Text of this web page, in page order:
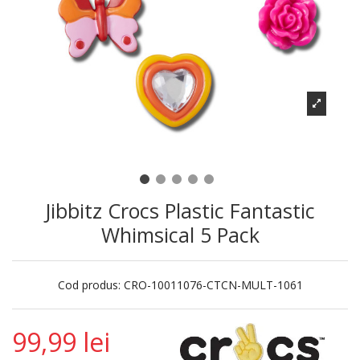
Jibbitz Crocs Plastic Fantastic
Whimsical 5 Pack
Cod produs: CRO-10011076-CTCN-MULT-1061
99,99 lei